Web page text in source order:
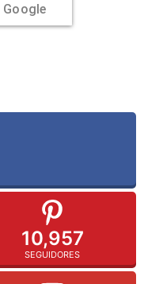
Google
10,957
SEGUIDORES